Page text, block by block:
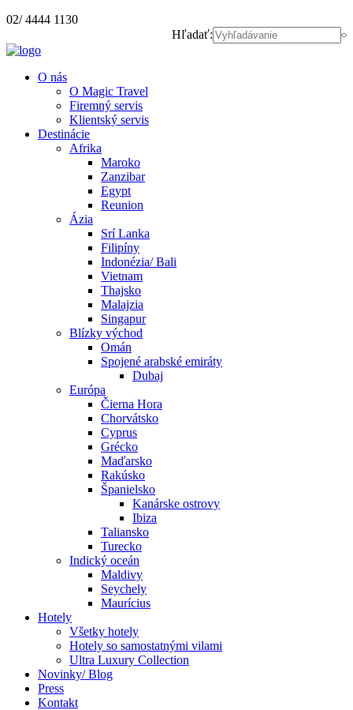
02/ 4444 1130
Hľadať:
O nás
O Magic Travel
Firemný servis
Klientský servis
Destinácie
Afrika
Maroko
Zanzibar
Egypt
Reunion
Ázia
Srí Lanka
Filipíny
Indonézia/ Bali
Vietnam
Thajsko
Malajzia
Singapur
Blízky východ
Omán
Spojené arabské emiráty
Dubaj
Európa
Čierna Hora
Chorvátsko
Cyprus
Grécko
Maďarsko
Rakúsko
Španielsko
Kanárske ostrovy
Ibiza
Taliansko
Turecko
Indický oceán
Maldivy
Seychely
Maurícius
Hotely
Všetky hotely
Hotely so samostatnými vilami
Ultra Luxury Collection
Novinky/ Blog
Press
Kontakt